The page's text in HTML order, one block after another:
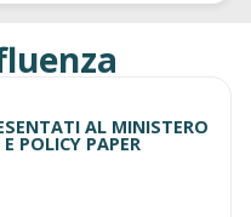
AL MINISTERO
POLICY PAPER